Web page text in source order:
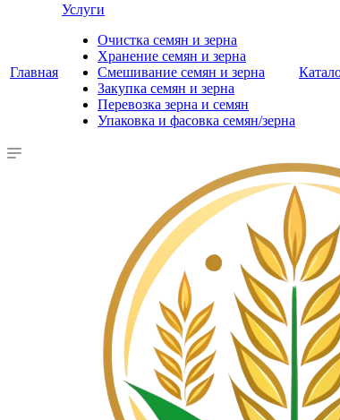
Главная
Услуги
Очистка семян и зерна
Хранение семян и зерна
Смешивание семян и зерна
Закупка семян и зерна
Перевозка зерна и семян
Упаковка и фасовка семян/зерна